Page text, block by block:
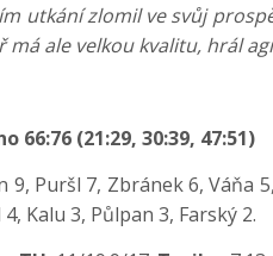
utkání zlomil ve svůj
má ale velkou kvalitu, hrál
66:76 (21:29, 30:39, 47:51)
9, Puršl 7, Zbránek 6, Váňa
Kalu 3, Půlpan 3, Farský 2.